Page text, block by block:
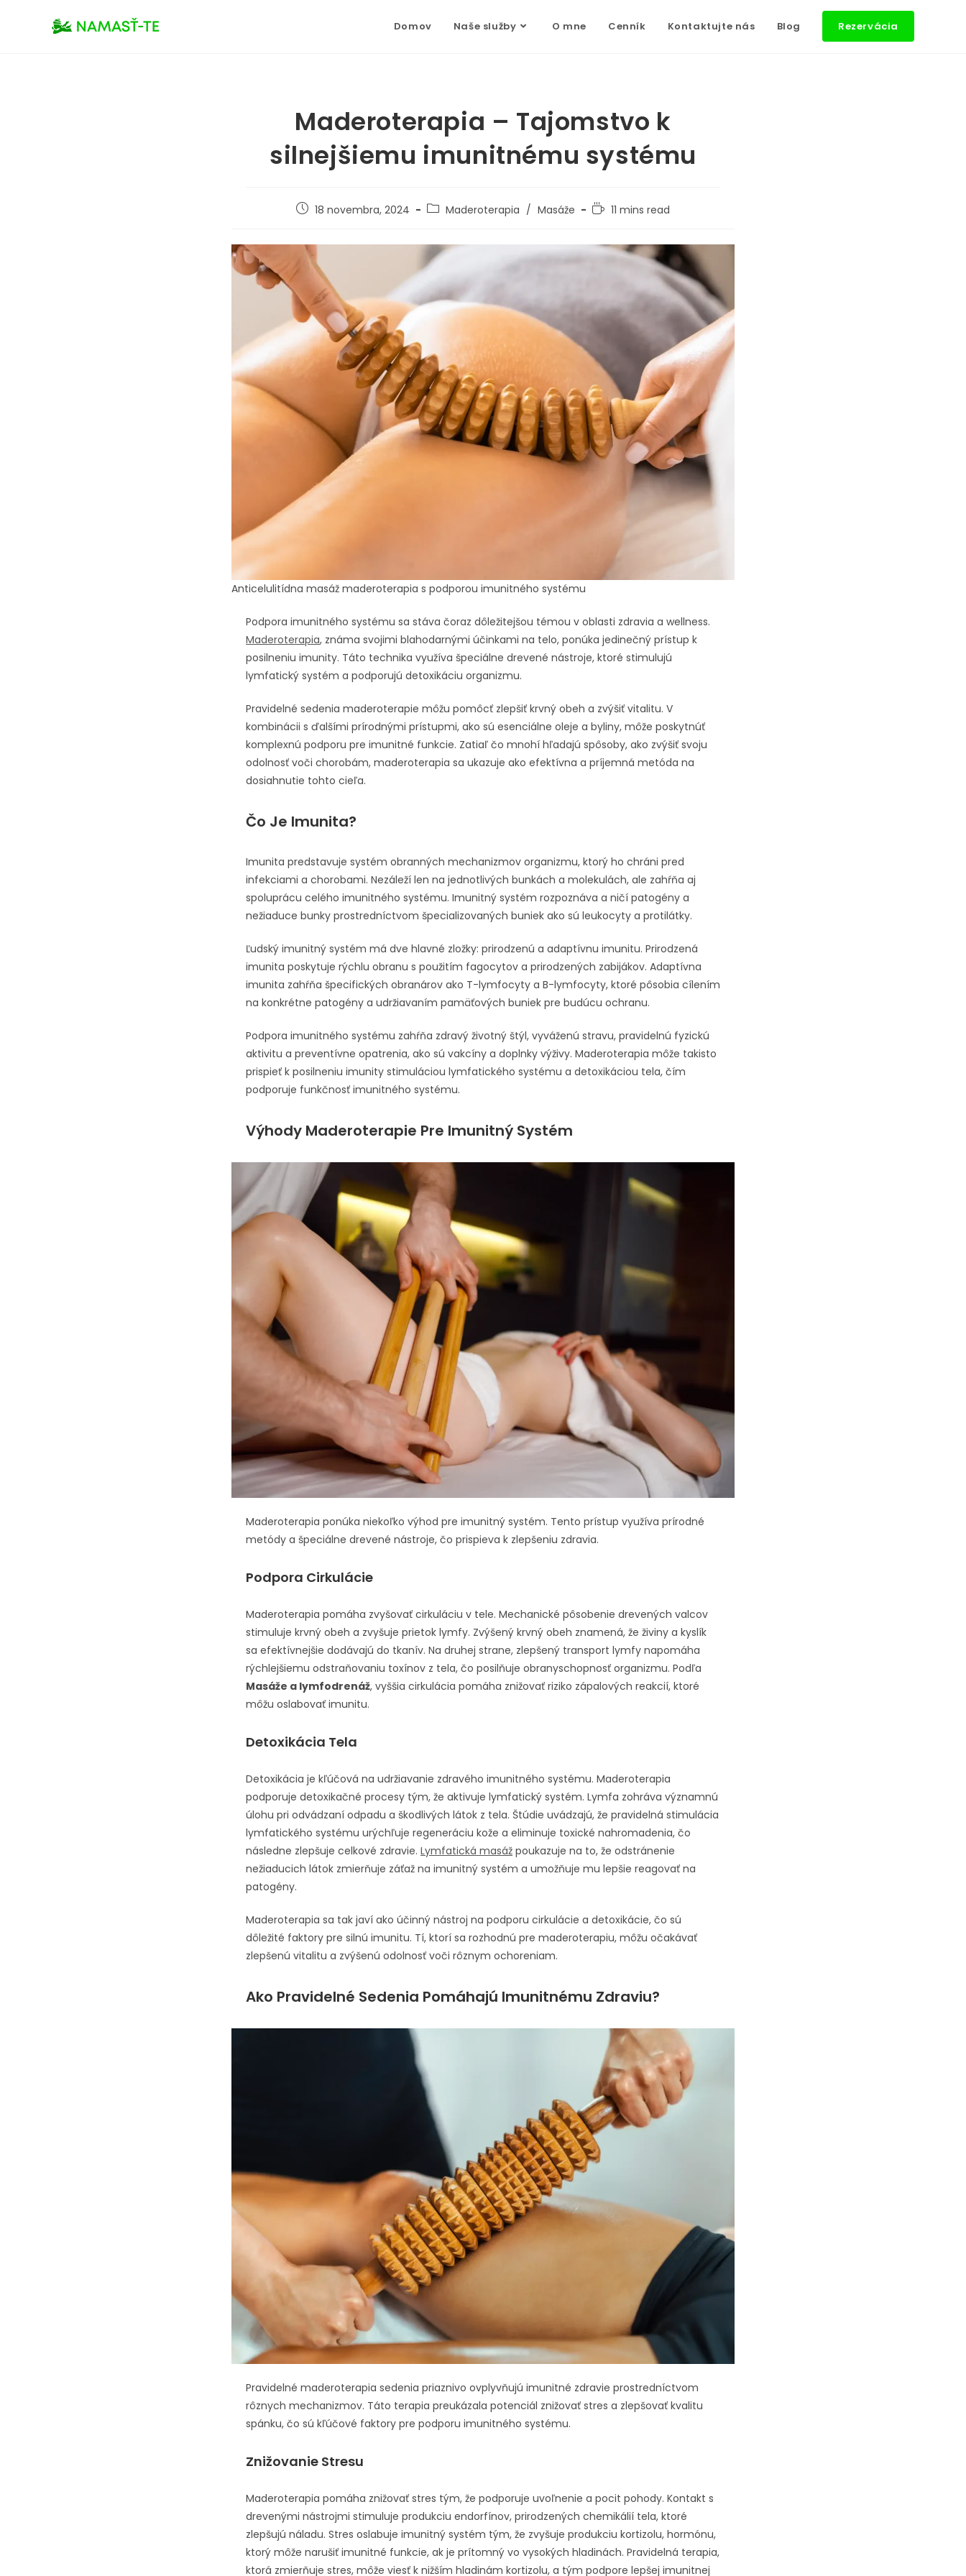
Domov Naše služby O mne Cenník Kontaktujte nás Blog Rezervácia
Maderoterapia – Tajomstvo k
silnejšiemu imunitnému systému
18 novembra, 2024 Maderoterapia / Masáže 11 mins read
Anticelulitídna masáž maderoterapia s podporou imunitného systému
Podpora imunitného systému sa stáva čoraz dôležitejšou témou v oblasti zdravia a wellness.
Maderoterapia, známa svojimi blahodarnými účinkami na telo, ponúka jedinečný prístup k
posilneniu imunity. Táto technika využíva špeciálne drevené nástroje, ktoré stimulujú
lymfatický systém a podporujú detoxikáciu organizmu.
Pravidelné sedenia maderoterapie môžu pomôcť zlepšiť krvný obeh a zvýšiť vitalitu. V
kombinácii s ďalšími prírodnými prístupmi, ako sú esenciálne oleje a byliny, môže poskytnúť
komplexnú podporu pre imunitné funkcie. Zatiaľ čo mnohí hľadajú spôsoby, ako zvýšiť svoju
odolnosť voči chorobám, maderoterapia sa ukazuje ako efektívna a príjemná metóda na
dosiahnutie tohto cieľa.
Čo Je Imunita?
Imunita predstavuje systém obranných mechanizmov organizmu, ktorý ho chráni pred
infekciami a chorobami. Nezáleží len na jednotlivých bunkách a molekulách, ale zahŕňa aj
spoluprácu celého imunitného systému. Imunitný systém rozpoznáva a ničí patogény a
nežiaduce bunky prostredníctvom špecializovaných buniek ako sú leukocyty a protilátky.
Ľudský imunitný systém má dve hlavné zložky: prirodzenú a adaptívnu imunitu. Prirodzená
imunita poskytuje rýchlu obranu s použitím fagocytov a prirodzených zabijákov. Adaptívna
imunita zahŕňa špecifických obranárov ako T-lymfocyty a B-lymfocyty, ktoré pôsobia cílením
na konkrétne patogény a udržiavaním pamäťových buniek pre budúcu ochranu.
Podpora imunitného systému zahŕňa zdravý životný štýl, vyváženú stravu, pravidelnú fyzickú
aktivitu a preventívne opatrenia, ako sú vakcíny a doplnky výživy. Maderoterapia môže takisto
prispieť k posilneniu imunity stimuláciou lymfatického systému a detoxikáciou tela, čím
podporuje funkčnosť imunitného systému.
Výhody Maderoterapie Pre Imunitný Systém
Maderoterapia ponúka niekoľko výhod pre imunitný systém. Tento prístup využíva prírodné
metódy a špeciálne drevené nástroje, čo prispieva k zlepšeniu zdravia.
Podpora Cirkulácie
Maderoterapia pomáha zvyšovať cirkuláciu v tele. Mechanické pôsobenie drevených valcov
stimuluje krvný obeh a zvyšuje prietok lymfy. Zvýšený krvný obeh znamená, že živiny a kyslík
sa efektívnejšie dodávajú do tkanív. Na druhej strane, zlepšený transport lymfy napomáha
rýchlejšiemu odstraňovaniu toxínov z tela, čo posilňuje obranyschopnosť organizmu. Podľa
Masáže a lymfodrenáž, vyššia cirkulácia pomáha znižovať riziko zápalových reakcií, ktoré
môžu oslabovať imunitu.
Detoxikácia Tela
Detoxikácia je kľúčová na udržiavanie zdravého imunitného systému. Maderoterapia
podporuje detoxikačné procesy tým, že aktivuje lymfatický systém. Lymfa zohráva významnú
úlohu pri odvádzaní odpadu a škodlivých látok z tela. Štúdie uvádzajú, že pravidelná stimulácia
lymfatického systému urýchľuje regeneráciu kože a eliminuje toxické nahromadenia, čo
následne zlepšuje celkové zdravie. Lymfatická masáž poukazuje na to, že odstránenie
nežiaducich látok zmierňuje záťaž na imunitný systém a umožňuje mu lepšie reagovať na
patogény.
Maderoterapia sa tak javí ako účinný nástroj na podporu cirkulácie a detoxikácie, čo sú
dôležité faktory pre silnú imunitu. Tí, ktorí sa rozhodnú pre maderoterapiu, môžu očakávať
zlepšenú vitalitu a zvýšenú odolnosť voči rôznym ochoreniam.
Ako Pravidelné Sedenia Pomáhajú Imunitnému Zdraviu?
Pravidelné maderoterapia sedenia priaznivo ovplyvňujú imunitné zdravie prostredníctvom
rôznych mechanizmov. Táto terapia preukázala potenciál znižovať stres a zlepšovať kvalitu
spánku, čo sú kľúčové faktory pre podporu imunitného systému.
Znižovanie Stresu
Maderoterapia pomáha znižovať stres tým, že podporuje uvoľnenie a pocit pohody. Kontakt s
drevenými nástrojmi stimuluje produkciu endorfínov, prirodzených chemikálií tela, ktoré
zlepšujú náladu. Stres oslabuje imunitný systém tým, že zvyšuje produkciu kortizolu, hormónu,
ktorý môže narušiť imunitné funkcie, ak je prítomný vo vysokých hladinách. Pravidelná terapia,
ktorá zmierňuje stres, môže viesť k nižším hladinám kortizolu, a tým podpore lepšej imunitnej